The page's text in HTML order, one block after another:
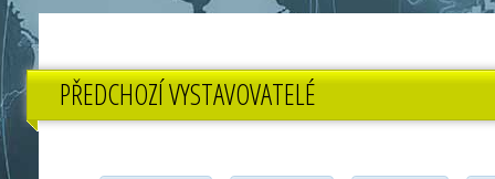
PŘEDCHOZÍ VYSTAVOVATELÉ